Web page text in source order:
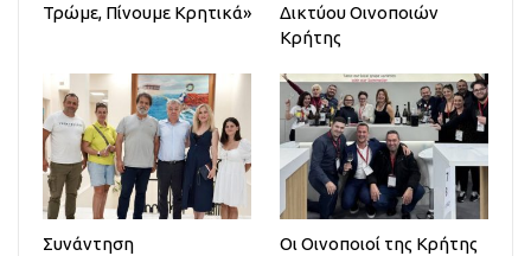
Τρώμε, Πίνουμε Κρητικά»
Δικτύου Οινοποιών
Κρήτης
Συνάντηση
Οι Οινοποιοί της Κρήτης